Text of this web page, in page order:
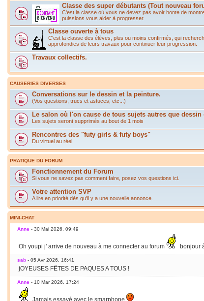
Classe des super débutants (Tout nouveau
C'est la classe où vous ne devez pas avoir honte de
puissions vous aider à progresser.
Classe ouverte à tous
C'est la classe des élèves, plus ou moins confirmés, qui
approfondies de leurs travaux pour continuer leur progression.
Travaux collectifs.
CAUSERIES DIVERSES
Conversations sur le dessin et la peinture.
(Vos questions, trucs et astuces, etc...)
Le salon où l'on cause de tous sujets autres que dessin
Les sujets seront supprimés au bout de 1 mois
Rencontres des "futy girls & futy boys"
Du virtuel au réel
PRATIQUE DU FORUM
Fonctionnement du Forum
Si vous ne savez pas comment faire, posez vos questions ici.
Votre attention SVP
A lire en priorité dès qu'il y a une nouvelle annonce.
MINI-CHAT
Anne - 30 Mai 2026, 09:49
Oh youpi j' arrive de nouveau à me connecter au forum bonjour
sab - 05 Avr 2026, 16:41
jOYEUSES FËTES DE PAQUES A TOUS !
Anne - 10 Mar 2026, 17:24
Jamais essayé avec le smarphone